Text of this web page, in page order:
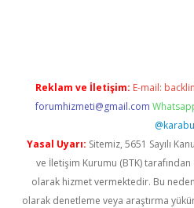
Reklam ve İletişim: E-mail:
forumhizmeti@gmail.com
Yasal Uyarı: Sitemiz, 5651 Sayılı
ve İletişim Kurumu (BTK) tarafından
olarak hizmet vermektedir. Bu
olarak denetleme veya araştırma